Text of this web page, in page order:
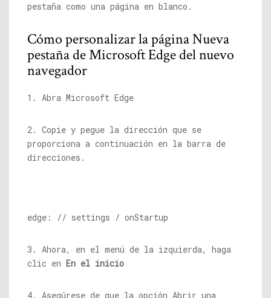
pestaña como una página en blanco.
Cómo personalizar la página Nueva
pestaña de Microsoft Edge del nuevo
navegador
1. Abra Microsoft Edge
2. Copie y pegue la dirección que se
proporciona a continuación en la barra de
direcciones.
edge: // settings / onStartup
3. Ahora, en el menú de la izquierda, haga
clic en En el inicio
4. Asegúrese de que la opción Abrir una